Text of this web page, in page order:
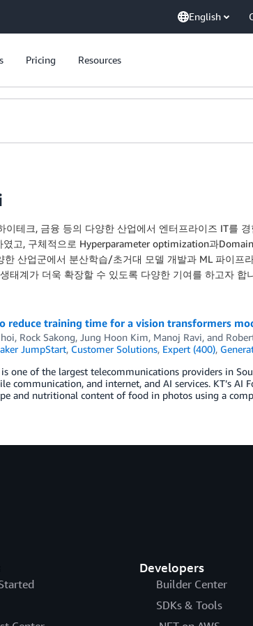
English
Pricing Resources
테크, 금융 등의 다양한 산업에서 엔터프라이즈 IT를
고, 구체적으로 Hyperparameter optimization과
산업군에서 분산학습/초거대 모델 개발과 ML 파이프
태계가 더욱 확장할 수 있도록 다양한 기여를 하고자 합
reduce training time for a vision transformers
, Rock Sakong, Jung Hoon Kim, Manoj Ravi, and
JumpStart, Customer Solutions, Expert (400),
one of the largest telecommunications providers in
communication, and internet, and AI services. KT’s
and nutritional content of food in photos using a
Developers
Builder Center
SDKs & Tools